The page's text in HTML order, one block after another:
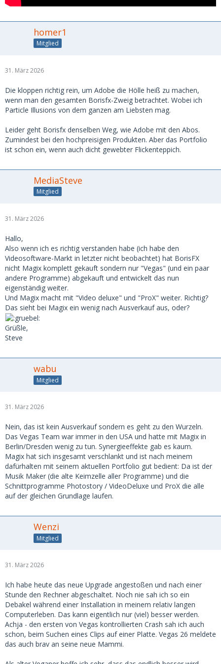
A:Unser Team unterstützt Sie gerne! Kontaktieren Sie uns
jederzeit direkt oder nutzen Sie den Live-Chat auf unserer
Website. Zusätzlich stehen Ihnen folgende Ressourcen zur
Verfügung:
zusätzliche FAQs
unseren Experten
-Discord
für den Live-Chat über Produkttipps mit der
Boris FX-Community
F: Wie bleibe ich am besten auf dem Laufenden, wenn es
um Vegas Pro, Sound Forge oder Acid Pro geht?
homer1
Mitglied
31. März 2026
Die kloppen richtig rein, um Adobe die Hölle heiß zu machen,
wenn man den gesamten Borisfx-Zweig betrachtet. Wobei ich
Particle Illusions von dem ganzen am Liebsten mag.
Leider geht Borisfx denselben Weg, wie Adobe mit den Abos.
Zumindest bei den hochpreisigen Produkten. Aber das Portfolio
ist schon ein, wenn auch dicht gewebter Flickenteppich.
MediaSteve
Mitglied
31. März 2026
Hallo,
Also wenn ich es richtig verstanden habe (ich habe den
Videosoftware-Markt in letzter nicht beobachtet) hat BorisFX
nicht Magix komplett gekauft sondern nur "Vegas" (und ein paar
andere Programme) abgekauft und entwickelt das nun
eigenständig weiter.
Und Magix macht mit "Video deluxe" und "ProX" weiter. Richtig?
Das sieht bei Magix ein wenig nach Ausverkauf aus, oder?
Grüßle,
Steve
wabu
Mitglied
31. März 2026
Nein, das ist kein Ausverkauf sondern es geht zu den Wurzeln.
Das Vegas Team war immer in den USA und hatte mit Magix in
Berlin/Dresden wenig zu tun. Synergieeffekte gab es kaum.
Magix hat sich insgesamt verschlankt und ist nach meinem
dafürhalten mit seinem aktuellen Portfolio gut bedient: Da ist der
Musik Maker (die alte Keimzelle aller Programme) und die
Schnittprogramme Photostory / VideoDeluxe und ProX die alle
auf der gleichen Grundlage laufen.
Wenzi
Mitglied
31. März 2026
Ich habe heute das neue Upgrade angestoßen und nach einer
Stunde den Rechner abgeschaltet. Noch nie sah ich so ein
Debakel während einer Installation in meinem relativ langen
Computerleben. Das kann eigentlich nur (viel) besser werden.
Achja - den ersten von Vegas kontrollierten Crash sah ich auch
schon, beim Suchen eines Clips auf einer Platte. Vegas 26 meldete
das auch brav an seine neue Mammi.